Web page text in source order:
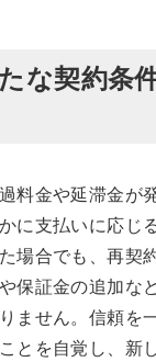
な契約条
料金や延滞金が
に支払いに応じ
場合でも、再契
保証金の追加な
ません。信頼を
とを自覚し、新